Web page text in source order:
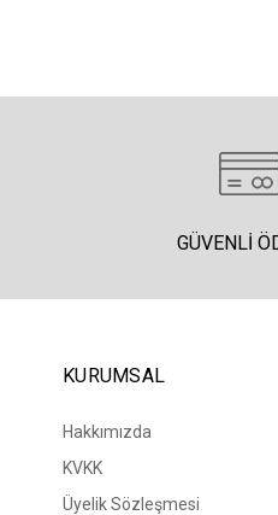
GÜVENLI
KURUMSAL
Hakkımızda
KVKK
Üyelik Sözleşmesi